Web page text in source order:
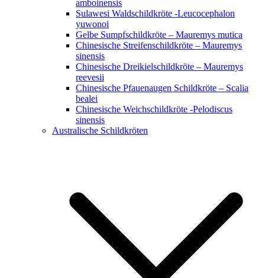
amboinensis
Sulawesi Waldschildkröte -Leucocephalon
yuwonoi
Gelbe Sumpfschildkröte – Mauremys mutica
Chinesische Streifenschildkröte – Mauremys
sinensis
Chinesische Dreikielschildkröte – Mauremys
reevesii
Chinesische Pfauenaugen Schildkröte – Scalia
bealei
Chinesische Weichschildkröte -Pelodiscus
sinensis
Australische Schildkröten